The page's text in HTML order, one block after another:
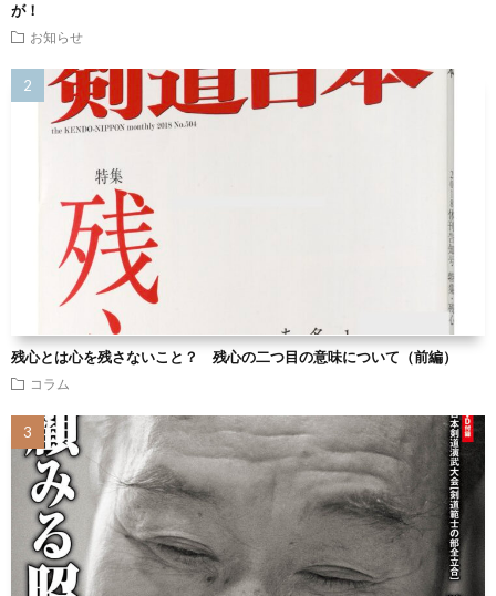
が！
お知らせ
残心とは心を残さないこと？ 残心の二つ目の意味について（前編）
コラム